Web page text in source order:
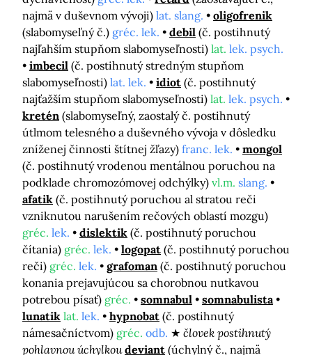
najmä v duševnom vývoji) lat. slang.
oligofrenik
(slabomyseľný č.) gréc. lek. debil (č. postihnutý
najľahším stupňom slabomyseľnosti) lat. lek. psych.
imbecil (č. postihnutý stredným stupňom
slabomyseľnosti) lat. lek. idiot (č. postihnutý
najťažším stupňom slabomyseľnosti) lat. lek. psych.
kretén (slabomyseľný, zaostalý č. postihnutý
útlmom telesného a duševného vývoja v dôsledku
zníženej činnosti štítnej žľazy) franc. lek.
mongol
(č. postihnutý vrodenou mentálnou poruchou na
podklade chromozómovej odchýlky) vl.m. slang.
afatik (č. postihnutý poruchou al stratou reči
vzniknutou narušením rečových oblastí mozgu)
gréc. lek. dislektik (č. postihnutý poruchou
čítania) gréc. lek. logopat (č. postihnutý poruchou
reči) gréc. lek. grafoman (č. postihnutý poruchou
konania prejavujúcou sa chorobnou nutkavou
potrebou písať) gréc. somnabul
somnabulista
lunatik lat. lek. hypnobat (č. postihnutý
námesačníctvom) gréc. odb.
človek postihnutý
pohlavnou úchylkou deviant (úchylný č., najmä